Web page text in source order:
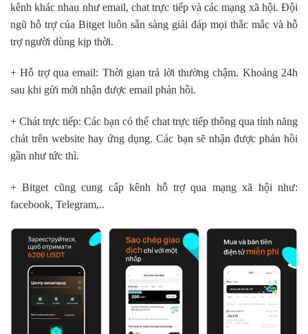
kênh khác nhau như email, chat trực tiếp và các mạng xã hội. Đội
ngũ hỗ trợ của Bitget luôn sẵn sàng giải đáp mọi thắc mắc và hỗ
trợ người dùng kịp thời.
+ Hỗ trợ qua email: Thời gian trả lời thường chậm. Khoảng 24h
sau khi gửi mới nhận được email phản hồi.
+ Chát trực tiếp: Các bạn có thể chat trực tiếp thông qua tính năng
chát trên website hay ứng dụng. Các bạn sẽ nhận được phản hồi
gần như tức thì.
+ Bitget cũng cung cấp kênh hỗ trợ qua mạng xã hội như:
facebook, Telegram,..